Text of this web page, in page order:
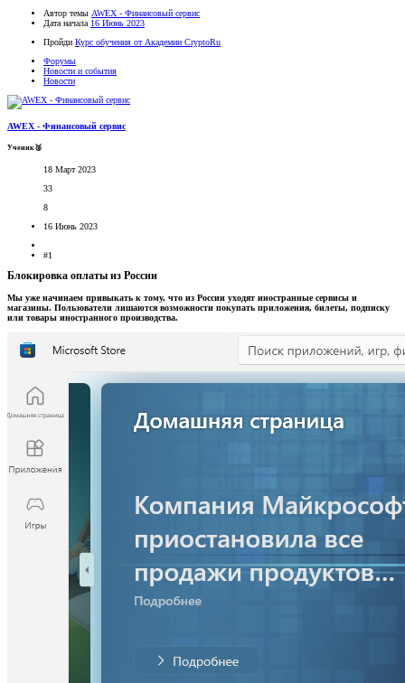
Автор темы AWEX - Финансовый сервис
Дата начала 16 Июнь 2023
Пройди Курс обучения от Академии CryptoRu
Форумы
Новости и события
Новости
AWEX - Финансовый сервис
Ученик🥈
18 Март 2023
33
8
16 Июнь 2023
#1
Блокировка оплаты из России​
Мы уже начинаем привыкать к тому, что из России уходят иностранные сервисы и
магазины. Пользователи лишаются возможности покупать приложения, билеты, подписку
или товары иностранного производства.